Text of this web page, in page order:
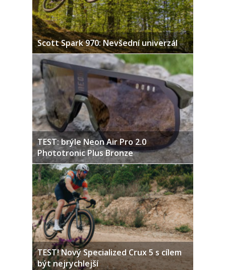
Scott Spark 970: Nevšední univerzál
TEST: brýle Neon Air Pro 2.0
Phototronic Plus Bronze
TEST! Nový Specialized Crux 5 s cílem
být nejrychlejší